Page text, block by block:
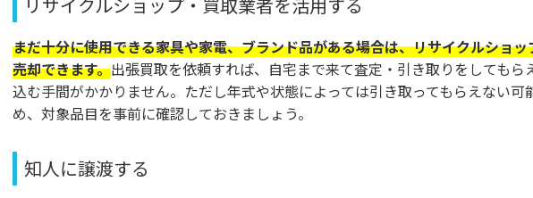
まだ十分に使用できる家具や家電、ブランド品がある場合は、リサイクルショ
売却できます。出張買取を依頼すれば、自宅まで来て査定・引き取りをしてもら
込む手間がかかりません。ただし年式や状態によっては引き取ってもらえない可
め、対象品目を事前に確認しておきましょう。
知人に譲渡する